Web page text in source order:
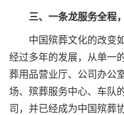
三、一条龙服务全程，
中国殡葬文化的改变如
经过多年的发展，从单一
葬用品营业厅、公司办公
场、殡葬服务中心、车队
司，并已经成为中国殡葬